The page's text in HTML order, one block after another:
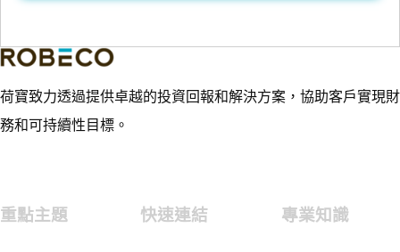
荷寶致力透過提供卓越的投資回報和解決方案，協助客戶實現財
務和可持續性目標。
重點主題 快速連結 專業知識